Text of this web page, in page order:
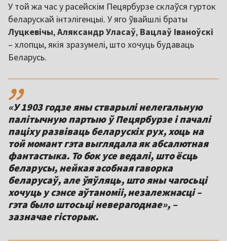
У той жа час у расейскім Пецярбурзе склаўся гурток
беларускай інтэлігенцыі. У яго ўвайшлі браты
Луцкевічы,Аляксандр Уласаў, Вацлаў Іваноўскі
– хлопцы, якія зразумелі, што хочуць будаваць
Беларусь.
,,
«У 1903 годзе яны стварылі нелегальную
палітычную партыю ў Пецярбурзе і пачалі
паціху развіваць беларускіх рух, хоць на
той момант гэта выглядала як абсалютная
фантастыка. То бок усе ведалі, што ёсць
беларусы, нейкая асобная гаворка
беларусаў, але ўяўляць, што яны чагосьці
хочуць у сэнсе аўтаноміі, незалежнасці –
гэта было штосьці неверагоднае», –
зазначае гісторык.